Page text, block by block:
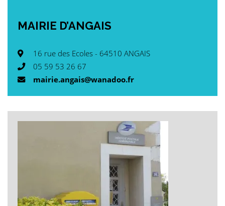
MAIRIE D’ANGAIS
16 rue des Ecoles - 64510 ANGAIS
05 59 53 26 67
mairie.angais@wanadoo.fr